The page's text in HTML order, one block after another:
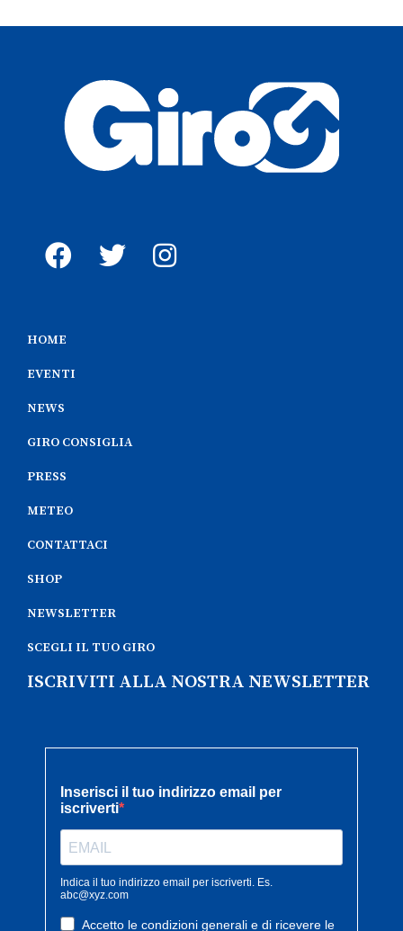
HOME
EVENTI
NEWS
GIRO CONSIGLIA
PRESS
METEO
CONTATTACI
SHOP
NEWSLETTER
SCEGLI IL TUO GIRO
ISCRIVITI ALLA NOSTRA NEWSLETTER